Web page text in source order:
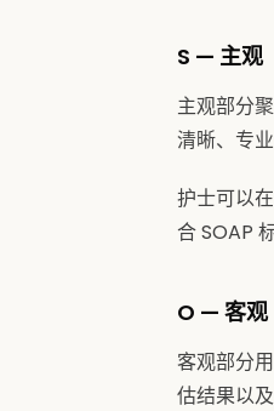
S — 主观
主观部分
清晰、专
护士可以
合 SOAP
O — 客观
客观部分
估结果以